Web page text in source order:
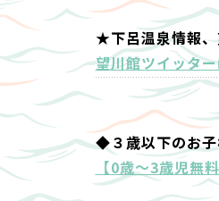
★下呂温泉情報
望川館ツイッタ
◆３歳以下のお
【0歳～3歳児無